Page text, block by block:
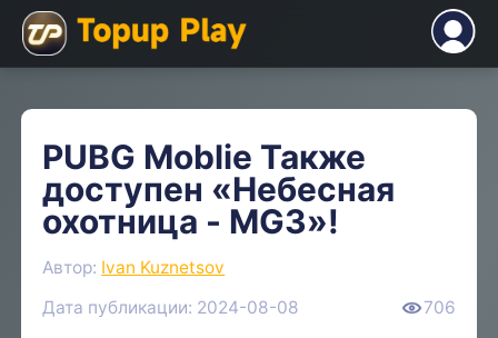
PUBG Moblie Также
доступен «Небесная
охотница - MG3»!
Автор: Ivan Kuznetsov
Дата публикации: 2024-08-08
706